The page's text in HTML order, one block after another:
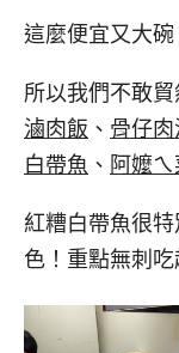
這麼便宜又大碗
所以我們不敢
滷肉飯 、 骨仔肉
白帶魚 、 阿嬤
紅糟白帶魚很
色！重點無刺